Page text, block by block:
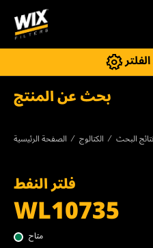
بحث عن المنتج
الصفحة الرئيسية الكتالوج نتائج البحث
فلتر النفط
WL10735
متاح